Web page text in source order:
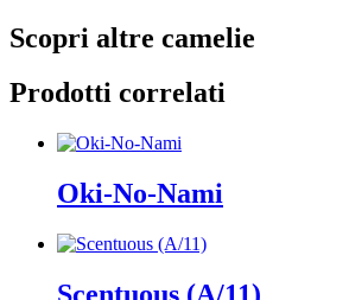
Scopri altre camelie
Prodotti correlati
Oki-No-Nami